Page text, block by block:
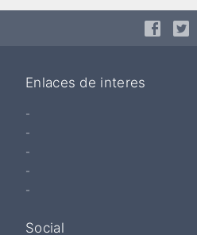
Enlaces de interes
-
-
-
-
-
Social